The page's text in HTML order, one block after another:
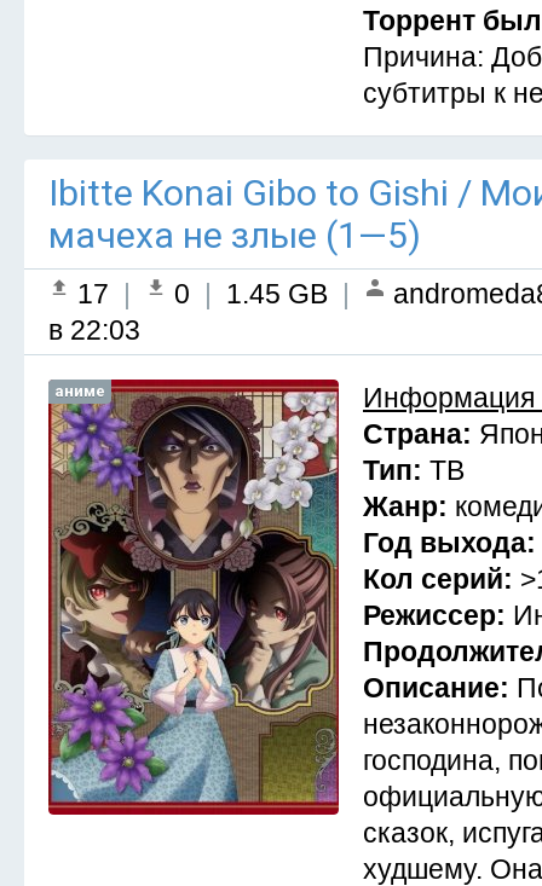
Торрент
Причина:
субтитры к
Ibitte Konai Gibo to Gishi /
мачеха не злые (1—5)
17 | 0 | 1.45 GB |
в 22:03
аниме
Информация
Страна:
Тип: ТВ
Жанр:
Год выхода:
Кол серий:
Режиссер:
Описание:
господина,
сказок,
худшему.